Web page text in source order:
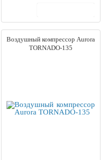
Воздушный компрессор Aurora
TORNADO-135